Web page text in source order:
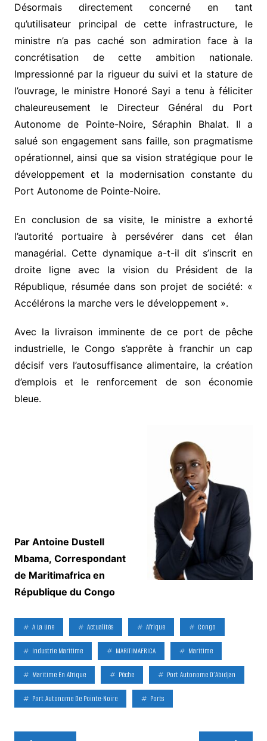
Désormais directement concerné en tant
qu’utilisateur principal de cette infrastructure, le
ministre n’a pas caché son admiration face à la
concrétisation de cette ambition nationale.
Impressionné par la rigueur du suivi et la stature de
l’ouvrage, le ministre Honoré Sayi a tenu à féliciter
chaleureusement le Directeur Général du Port
Autonome de Pointe-Noire, Séraphin Bhalat. Il a
salué son engagement sans faille, son pragmatisme
opérationnel, ainsi que sa vision stratégique pour le
développement et la modernisation constante du
Port Autonome de Pointe-Noire.
En conclusion de sa visite, le ministre a exhorté
l’autorité portuaire à persévérer dans cet élan
managérial. Cette dynamique a-t-il dit s’inscrit en
droite ligne avec la vision du Président de la
République, résumée dans son projet de société: «
Accélérons la marche vers le développement ».
Avec la livraison imminente de ce port de pêche
industrielle, le Congo s’apprête à franchir un cap
décisif vers l’autosuffisance alimentaire, la création
d’emplois et le renforcement de son économie
bleue.
Par Antoine Dustell
Mbama, Correspondant
de Maritimafrica en
République du Congo
A La Une Actualités Afrique Congo
Industrie Maritime MARITIMAFRICA Maritime
Maritime En Afrique Pêche Port Autonome D’Abidjan
Port Autonome De Pointe-Noire Ports